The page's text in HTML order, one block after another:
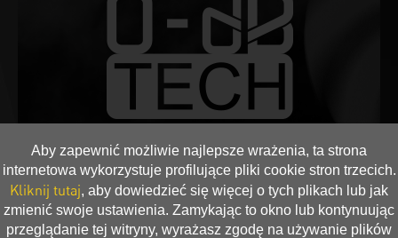
Aby zapewnić możliwie najlepsze wrażenia, ta strona
internetowa wykorzystuje profilujące pliki cookie stron trzecich.
Kliknij tutaj, aby dowiedzieć się więcej o tych plikach lub jak
zmienić swoje ustawienia. Zamykając to okno lub kontynuując
przeglądanie tej witryny, wyrażasz zgodę na używanie plików
Technologia 0 dB
Karta działa bezgłośnie podczas pracy z aplikacjami
multimedialnymi i pod lekkim obciążeniem.